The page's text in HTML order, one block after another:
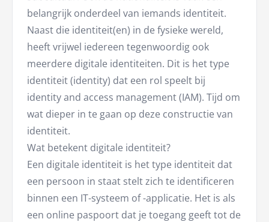
belangrijk onderdeel van iemands identiteit.
Naast die identiteit(en) in de fysieke wereld,
heeft vrijwel iedereen tegenwoordig ook
meerdere digitale identiteiten. Dit is het type
identiteit (identity) dat een rol speelt bij
identity and access management (IAM). Tijd om
wat dieper in te gaan op deze constructie van
identiteit.
Wat betekent digitale identiteit?
Een digitale identiteit is het type identiteit dat
een persoon in staat stelt zich te identificeren
binnen een IT-systeem of -applicatie. Het is als
een online paspoort dat je toegang geeft tot de